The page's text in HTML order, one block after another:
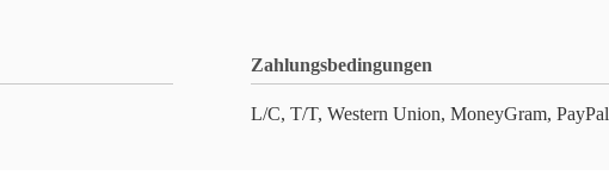
Zahlungsbedingungen
L/C, T/T, Western Union, MoneyGram, PayPal